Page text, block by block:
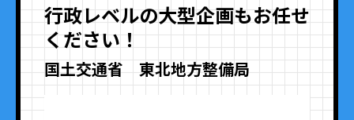
行政レベルの大型企画もお任せ
ください！
国土交通省 東北地方整備局